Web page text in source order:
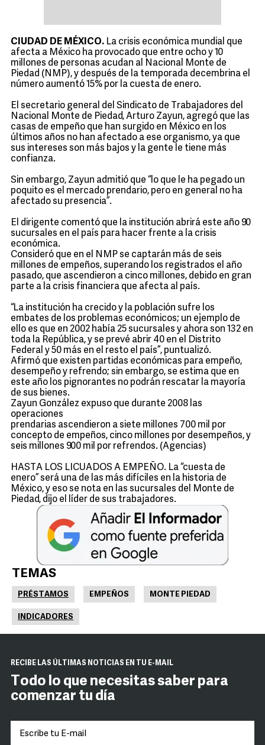
CIUDAD DE MÉXICO. La crisis económica mundial que
afecta a México ha provocado que entre ocho y 10
millones de personas acudan al Nacional Monte de
Piedad (NMP), y después de la temporada decembrina el
número aumentó 15% por la cuesta de enero.
El secretario general del Sindicato de Trabajadores del
Nacional Monte de Piedad, Arturo Zayun, agregó que las
casas de empeño que han surgido en México en los
últimos años no han afectado a ese organismo, ya que
sus intereses son más bajos y la gente le tiene más
confianza.
Sin embargo, Zayun admitió que “lo que le ha pegado un
poquito es el mercado prendario, pero en general no ha
afectado su presencia”.
El dirigente comentó que la institución abrirá este año 90
sucursales en el país para hacer frente a la crisis
económica.
Consideró que en el NMP se captarán más de seis
millones de empeños, superando los registrados el año
pasado, que ascendieron a cinco millones, debido en gran
parte a la crisis financiera que afecta al país.
“La institución ha crecido y la población sufre los
embates de los problemas económicos; un ejemplo de
ello es que en 2002 había 25 sucursales y ahora son 132 en
toda la República, y se prevé abrir 40 en el Distrito
Federal y 50 más en el resto el país”, puntualizó.
Afirmó que existen partidas económicas para empeño,
desempeño y refrendo; sin embargo, se estima que en
este año los pignorantes no podrán rescatar la mayoría
de sus bienes.
Zayun González expuso que durante 2008 las
operaciones
prendarias ascendieron a siete millones 700 mil por
concepto de empeños, cinco millones por desempeños, y
seis millones 900 mil por refrendos. (Agencias)
HASTA LOS LICUADOS A EMPEÑO. La “cuesta de
enero” será una de las más difíciles en la historia de
México, y eso se nota en las sucursales del Monte de
Piedad, dijo el líder de sus trabajadores.
TEMAS
PRÉSTAMOS EMPEÑOS MONTE PIEDAD
INDICADORES
RECIBE LAS ÚLTIMAS NOTICIAS EN TU E-MAIL
Todo lo que necesitas saber para
comenzar tu día